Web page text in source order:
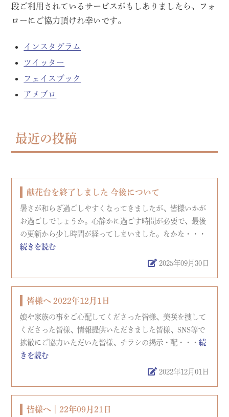
段ご利用されているサービスがもしありましたら、フォ
ローにご協力頂けれ幸いです。
インスタグラム
ツイッター
フェイスブック
アメブロ
最近の投稿
献花台を終了しました 今後について
暑さが和らぎ過ごしやすくなってきましたが、皆様いかが
お過ごしでしょうか。心静かに過ごす時間が必要で、最後
の更新から少し時間が経ってしまいました。なかな・・・
続きを読む
2025年09月30日
皆様へ 2022年12月1日
娘や家族の事をご心配してくださった皆様、美咲を捜して
くださった皆様、情報提供いただきました皆様、SNS等で
拡散にご協力いただいた皆様、チラシの掲示・配・・・続
きを読む
2022年12月01日
皆様へ│22年09月21日